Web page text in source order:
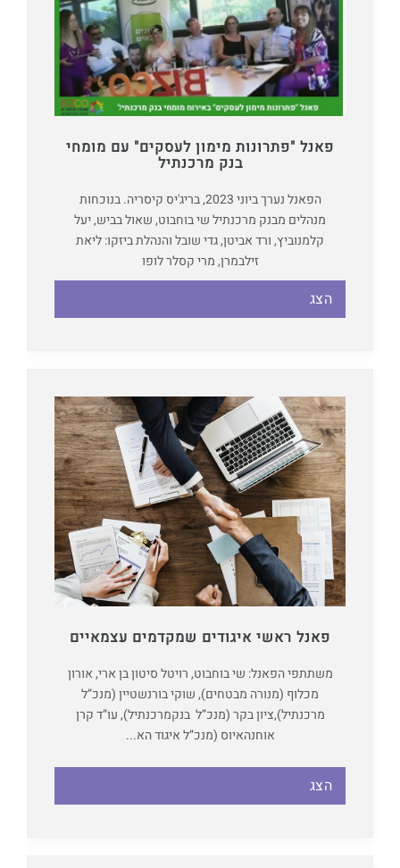
פאנל "פתרונות מימון לעסקים" עם מומחי
בנק מרכנתיל
הפאנל נערך ביוני 2023, בריג'יס קיסריה. בנוכחות
מנהלים מבנק מרכנתיל שי בוחבוט, שאול בביש, יעל
קלמנוביץ, ורד אביטן, גדי שובל והנהלת ביזקו: ליאת
זילבמרן, מרי קסלר לופו
הצג
פאנל ראשי איגודים שמקדמים עצמאיים
משתתפי הפאנל: שי בוחבוט, רויטל סיטון בן ארי, אורון
מכלוף (מנורה מבטחים), שוקי בורנשטיין (מנכ”ל
מרכנתיל),ציון בקר (מנכ”ל בנקמרכנתיל), עו”ד קרן
אוחנהאיוס (מנכ”ל איגוד הא...
הצג